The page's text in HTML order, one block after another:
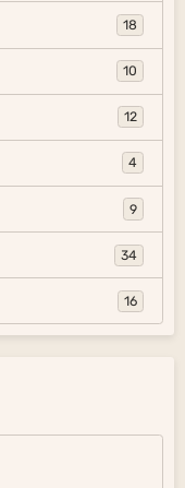
18
10
12
4
9
34
16